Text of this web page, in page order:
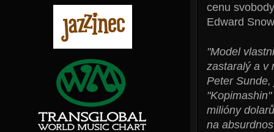
cenu
Edward
"Model
zastaralý a v
Peter
milióny
na